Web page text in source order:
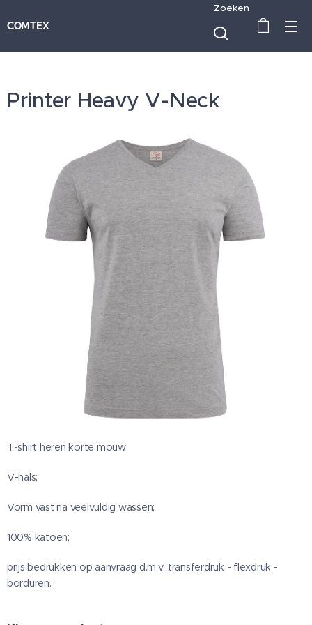
COMTEX
Zoeken
Printer Heavy V-Neck
T-shirt heren korte mouw;
V-hals;
Vorm vast na veelvuldig wassen;
100% katoen;
prijs bedrukken op aanvraag d.m.v: transferdruk - flexdruk -
borduren.